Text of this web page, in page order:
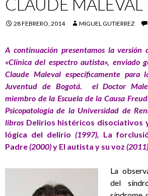
CLAUDE MALEVAL
28 FEBRERO, 2014 MIGUEL GUTIERREZ
A continuación presentamos la versión
«Clínica del espectro autista», enviado
Claude Maleval específicamente para
Juventud de Bogotá. el Doctor
miembro de la Escuela de la Causa
Psicopatología de la Universidad de
libros Delirios histéricos disociativos
lógica del delirio (1997), La
Padre(2000)y El autista y su voz
La
del